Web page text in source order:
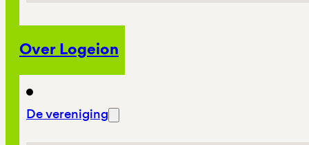
Over Logeion
De vereniging